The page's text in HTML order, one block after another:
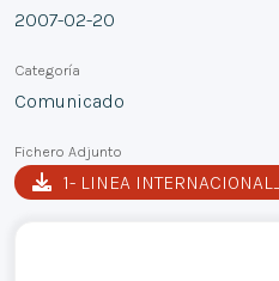
2007-02-20
Categoría
Comunicado
Fichero Adjunto
1- LINEA